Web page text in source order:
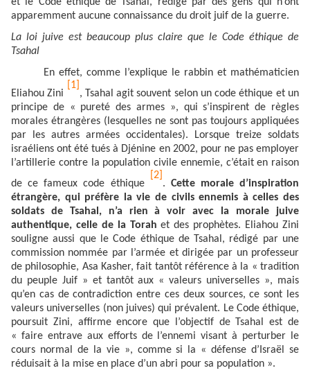
apparemment aucune connaissance du droit juif de la guerre.
La loi juive est beaucoup plus claire que le Code éthique de
Tsahal
En effet, comme l’explique le rabbin et mathématicien
Eliahou Zini
[1]
, Tsahal agit souvent selon un code éthique et un
principe de « pureté des armes », qui s’inspirent de règles
morales étrangères (lesquelles ne sont pas toujours appliquées
par les autres armées occidentales). Lorsque treize soldats
israéliens ont été tués à Djénine en 2002, pour ne pas employer
l’artillerie contre la population civile ennemie, c’était en raison
de ce fameux code éthique
[2]
. Cette morale d’inspiration
étrangère, qui préfère la vie de civils ennemis à celles des
soldats de Tsahal, n’a rien à voir avec la morale juive
authentique, celle de la Torah et des prophètes. Eliahou Zini
souligne aussi que le Code éthique de Tsahal, rédigé par une
commission nommée par l’armée et dirigée par un professeur
de philosophie, Asa Kasher, fait tantôt référence à la « tradition
du peuple Juif » et tantôt aux « valeurs universelles », mais
qu’en cas de contradiction entre ces deux sources, ce sont les
valeurs universelles (non juives) qui prévalent. Le Code éthique,
poursuit Zini, affirme encore que l’objectif de Tsahal est de
« faire entrave aux efforts de l’ennemi visant à perturber le
cours normal de la vie », comme si la « défense d’Israël se
réduisait à la mise en place d’un abri pour sa population ».